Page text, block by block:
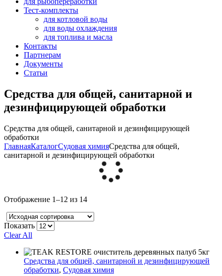
Тест-комплекты
для котловой воды
для воды охлаждения
для топлива и масла
Контакты
Партнерам
Документы
Статьи
Средства для общей, санитарной и
дезинфицирующей обработки
Средства для общей, санитарной и дезинфицирующей
обработки
ГлавнаяКаталогСудовая химияСредства для общей,
санитарной и дезинфицирующей обработки
Отображение 1–12 из 14
Показать
Clear All
Средства для общей, санитарной и дезинфицирующей
обработки, Судовая химия